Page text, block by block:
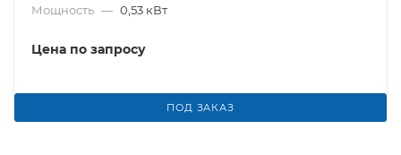
Мощность — 0,53 кВт
Цена по запросу
ПОД ЗАКАЗ